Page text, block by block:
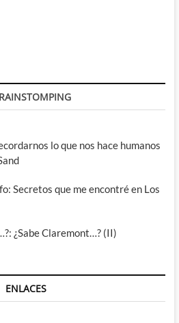
lo que nos hace humanos
Secretos que me encontré en Los
¿Sabe Claremont…? (II)
ENLACES